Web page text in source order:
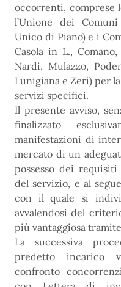
occorrenti, comprese
l’Unione dei
Unico di Piano) e i
Casola in L.,
Nardi, Mulazzo,
Lunigiana e Zeri) per
servizi specifici.
Il presente avviso,
finalizzato
manifestazioni di
mercato di un
possesso dei
del servizio, e al
con il quale si
avvalendosi del
più vantaggiosa
La successiva
predetto incarico
confronto